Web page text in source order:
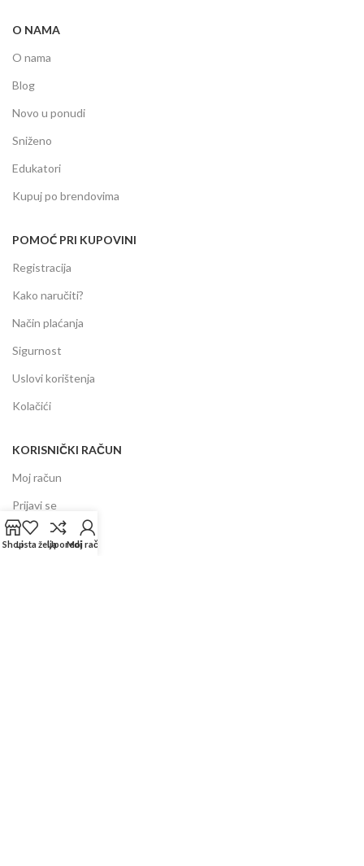
O NAMA
O nama
Blog
Novo u ponudi
Sniženo
Edukatori
Kupuj po brendovima
POMOĆ PRI KUPOVINI
Registracija
Kako naručiti?
Način plaćanja
Sigurnost
Uslovi korištenja
Kolačići
KORISNIČKI RAČUN
Moj račun
Prijavi se
Vaše narudžbe
ShopLista željaUporediMoj račun